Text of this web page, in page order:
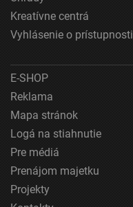
Kreatívne centrá
Vyhlásenie o prístupnosti
E-SHOP
Reklama
Mapa stránok
Logá na stiahnutie
Pre médiá
Prenájom majetku
Projekty